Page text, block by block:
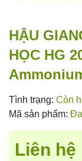
HẬU
HỌC HG
Tình trạng: Còn
Mã sản phẩm:
Liên hệ